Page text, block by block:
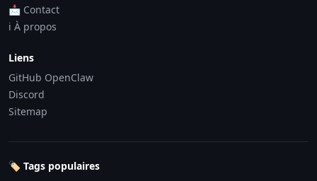
📩 Contact
ℹ️ À propos
Liens
GitHub OpenClaw
Discord
Sitemap
🏷️ Tags populaires